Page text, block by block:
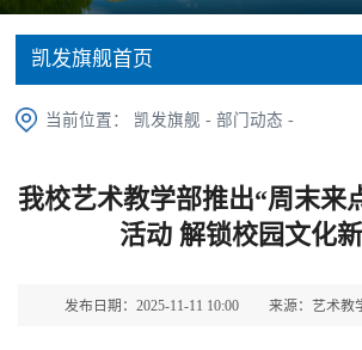
凯发旗舰首页
当前位置： 凯发旗舰 -部门动态 -
我校艺术教学部推出“周末来
活动 解锁校园文化
发布日期：2025-11-11 10:00 来源：艺术教